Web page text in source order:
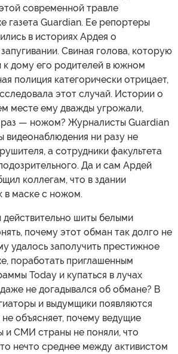
современной травле
газета Guardian. Ее репортеры
в историях Ардея о
Свиная голова, которую
к дому его родителей в южном
полиция категорически отрицает,
этот случай. Истории о
месте ему дважды угрожали,
раз — ножом? Журналисты Guardian
видеонаблюдения ни разу не
а сотрудники факультета
Да и сам Ардей
коллегам, что в здании
в маске с ножом.
действительно шиты белыми
почему этот обман так долго не
удалось заполучить престижное
поработать приглашенным
Today и купаться в лучах
не догадывался об обмане? В
и выдумщики появляются
объясняет, почему ведущие
и СМИ страны не поняли, что
нечто среднее между активистом